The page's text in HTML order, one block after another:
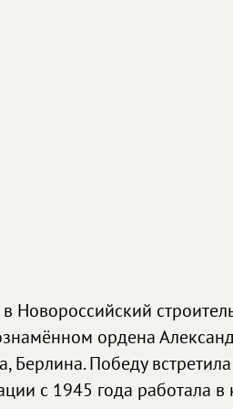
Новороссийский
ордена
Победу
с 1945 года работала в